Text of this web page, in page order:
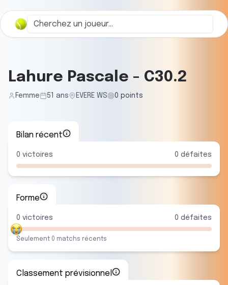
Lahure Pascale - C30.2
Femme 51 ans EVERE WS 0 points
Bilan récent
0 victoires 0 défaites
Forme
0 victoires 0 défaites
Seulement 0 matchs récents
Classement prévisionnel